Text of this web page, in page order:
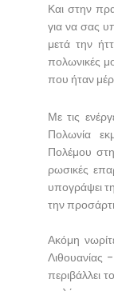
Και στην
για να σας
μετά την
πολωνικές
που ήταν
Με τις
Πολωνία
Πολέμου
ρωσικές
υπογράψει
την
Ακόμη
Λιθουανίας
περιβάλλει